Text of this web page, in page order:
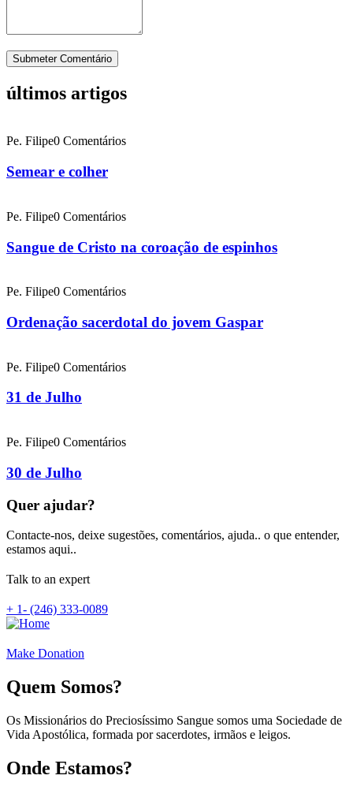
últimos artigos
Pe. Filipe0 Comentários
Semear e colher
Pe. Filipe0 Comentários
Sangue de Cristo na coroação de espinhos
Pe. Filipe0 Comentários
Ordenação sacerdotal do jovem Gaspar
Pe. Filipe0 Comentários
31 de Julho
Pe. Filipe0 Comentários
30 de Julho
Quer ajudar?
Contacte-nos, deixe sugestões, comentários, ajuda.. o que entender,
estamos aqui..
Talk to an expert
+ 1- (246) 333-0089
Make Donation
Quem Somos?
Os Missionários do Preciosíssimo Sangue somos uma Sociedade de
Vida Apostólica, formada por sacerdotes, irmãos e leigos.
Onde Estamos?